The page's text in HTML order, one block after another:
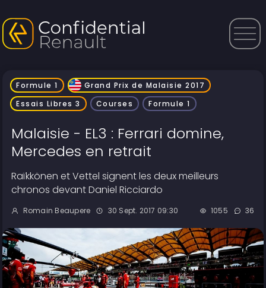
Formule 1
Grand Prix de Malaisie 2017
Essais Libres 3
Courses Formule 1
Malaisie - EL3 : Ferrari domine,
Mercedes en retrait
Raïkkönen et Vettel signent les deux meilleurs
chronos devant Daniel Ricciardo
Romain Beaupere 30 Sept. 2017 09:30 1055 36